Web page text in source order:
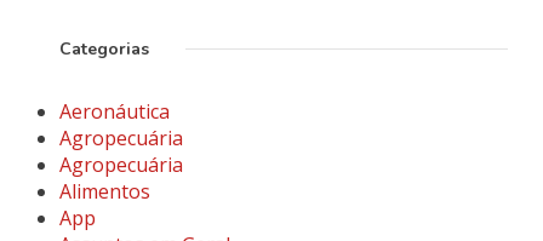
Categorias
Aeronáutica
Agropecuária
Agropecuária
Alimentos
App